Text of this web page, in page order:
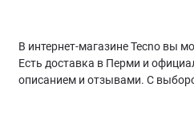
В интернет-магазине Tecno вы
Есть доставка в Перми и
описанием и отзывами. С